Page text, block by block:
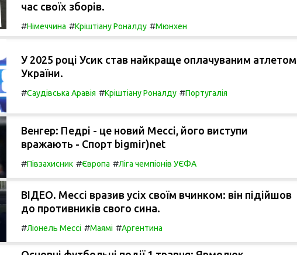
час своїх зборів.
#Німеччина #Кріштіану Роналду #Мюнхен
У 2025 році Усик став найкраще оплачуваним атлетом
України.
#Саудівська Аравія #Кріштіану Роналду #Португалія
Венгер: Педрі - це новий Мессі, його виступи
вражають - Спорт bigmir)net
#Півзахисник #Європа #Ліга чемпіонів УЄФА
ВІДЕО. Мессі вразив усіх своїм вчинком: він підійшов
до противників свого сина.
#Ліонель Мессі #Маямі #Аргентина